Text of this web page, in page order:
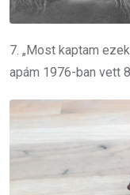
7. „Most kaptam
apám 1976-ban vett